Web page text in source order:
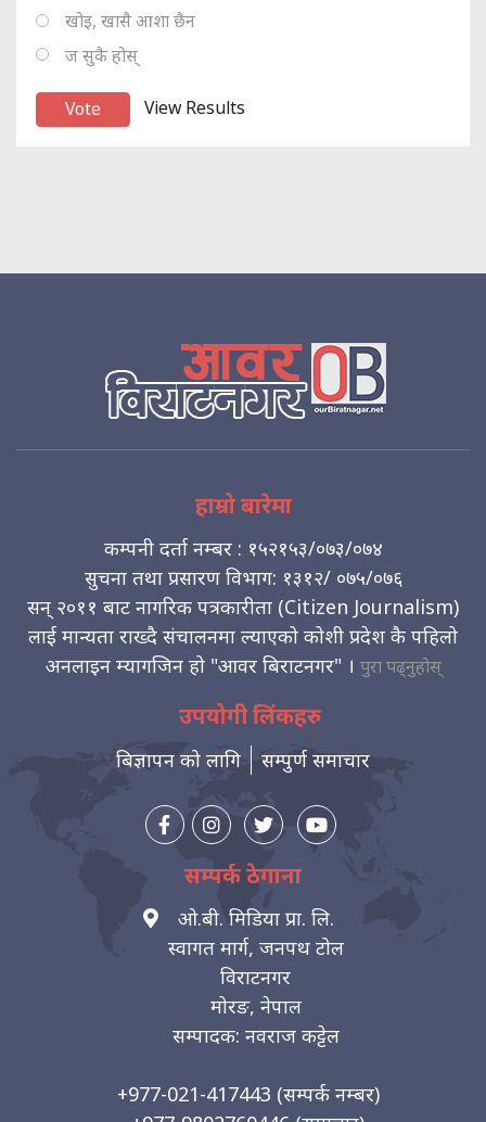
खोइ, खासै आशा छैन
ज सुकै होस्
View Results
हाम्रो बारेमा
कम्पनी दर्ता नम्बर : १५२१५३/०७३/०७४
सुचना तथा प्रसारण विभाग: १३१२/ ०७५/०७६
सन् २०११ बाट नागरिक पत्रकारीता (Citizen Journalism)
लाई मान्यता राख्दै संचालनमा ल्याएको कोशी प्रदेश कै पहिलो
अनलाइन म्यागजिन हो "आवर बिराटनगर" । पुरा पढ्नुहोस्
उपयोगी लिंकहरु
बिज्ञापन को लागि सम्पुर्ण समाचार
सम्पर्क ठेगाना
ओ.बी. मिडिया प्रा. लि.
स्वागत मार्ग, जनपथ टोल
विराटनगर
मोरङ, नेपाल
सम्पादक: नवराज कट्टेल
+977-021-417443 (सम्पर्क नम्बर)